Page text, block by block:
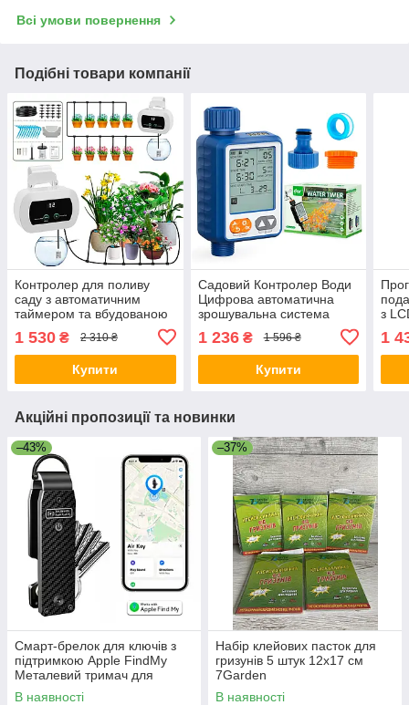
Всі умови повернення
Подібні товари компанії
Контролер для поливу
саду з автоматичним
таймером та вбудованою
1 530 ₴ 2 310 ₴
Купити
Садовий Контролер Води
Цифрова автоматична
зрошувальна система
поливу з таймером з LCD
екраном IPX6 для садових
рослин, газонів та
1 236₴ 1 596 ₴
Купити
з
1
Акційні пропозиції та новинки
–43%
Смарт-брелок для ключів з
підтримкою Apple FindMy
Металевий тримач для
ключів Чорно-сірий
В наявності
–37%
Набір клейових пасток для
гризунів 5 штук 12х17 см
7Garden
В наявності